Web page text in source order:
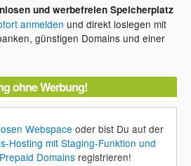
und werbefreien Speicherplatz
anmelden und direkt loslegen mit
günstigen Domains und einer
ohne Werbung!
Webspace oder bist Du auf der
Hosting mit Staging-Funktion und
Prepaid Domains registrieren!